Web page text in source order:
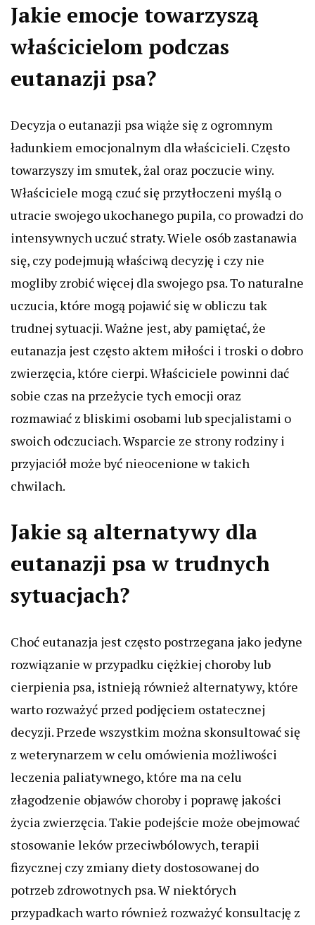
Jakie emocje towarzyszą
właścicielom podczas
eutanazji psa?
Decyzja o eutanazji psa wiąże się z ogromnym
ładunkiem emocjonalnym dla właścicieli. Często
towarzyszy im smutek, żal oraz poczucie winy.
Właściciele mogą czuć się przytłoczeni myślą o
utracie swojego ukochanego pupila, co prowadzi do
intensywnych uczuć straty. Wiele osób zastanawia
się, czy podejmują właściwą decyzję i czy nie
mogliby zrobić więcej dla swojego psa. To naturalne
uczucia, które mogą pojawić się w obliczu tak
trudnej sytuacji. Ważne jest, aby pamiętać, że
eutanazja jest często aktem miłości i troski o dobro
zwierzęcia, które cierpi. Właściciele powinni dać
sobie czas na przeżycie tych emocji oraz
rozmawiać z bliskimi osobami lub specjalistami o
swoich odczuciach. Wsparcie ze strony rodziny i
przyjaciół może być nieocenione w takich
chwilach.
Jakie są alternatywy dla
eutanazji psa w trudnych
sytuacjach?
Choć eutanazja jest często postrzegana jako jedyne
rozwiązanie w przypadku ciężkiej choroby lub
cierpienia psa, istnieją również alternatywy, które
warto rozważyć przed podjęciem ostatecznej
decyzji. Przede wszystkim można skonsultować się
z weterynarzem w celu omówienia możliwości
leczenia paliatywnego, które ma na celu
złagodzenie objawów choroby i poprawę jakości
życia zwierzęcia. Takie podejście może obejmować
stosowanie leków przeciwbólowych, terapii
fizycznej czy zmiany diety dostosowanej do
potrzeb zdrowotnych psa. W niektórych
przypadkach warto również rozważyć konsultację z